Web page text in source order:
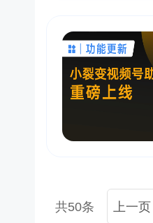
共50条 上一页
以“京豆”作为活动奖品，吸引
海报，邀请朋友进群 通过小裂
阶梯化的玩法设计，实现了客
新增
10000+ 70%+